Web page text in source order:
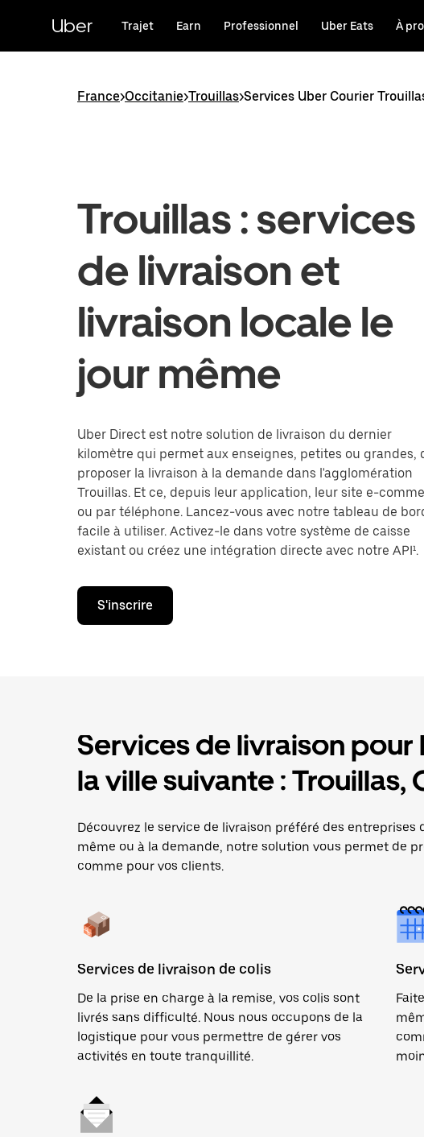
principal
Uber Trajet Earn Professionnel Uber Eats À
France>Occitanie>Trouillas>Services Uber Courier
Trouillas : services
de livraison et
livraison locale le
jour même
Uber Direct est notre solution de livraison du dernier
kilomètre qui permet aux enseignes, petites ou grandes,
proposer la livraison à la demande dans l'agglomération
Trouillas. Et ce, depuis leur application, leur site e-
ou par téléphone. Lancez-vous avec notre tableau de
facile à utiliser. Activez-le dans votre système de caisse
existant ou créez une intégration directe avec notre API¹.
S'inscrire
Services de livraison
la ville suivante : Trouillas,
Découvrez le service de livraison préféré des entreprises
même ou à la demande, notre solution vous permet de
comme pour vos clients.
Services de livraison de colis
De la prise en charge à la remise, vos colis sont
livrés sans difficulté. Nous nous occupons de la
logistique pour vous permettre de gérer vos
activités en toute tranquillité.